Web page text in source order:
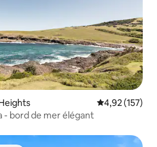
Évaluation
4,92 (157)
- bord de mer élégant